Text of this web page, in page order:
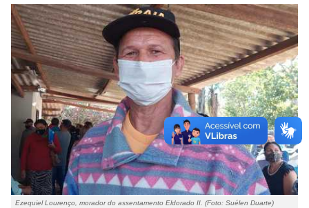
Ezequiel Lourenço, morador do assentamento Eldorado II. (Foto: Suélen Duarte)